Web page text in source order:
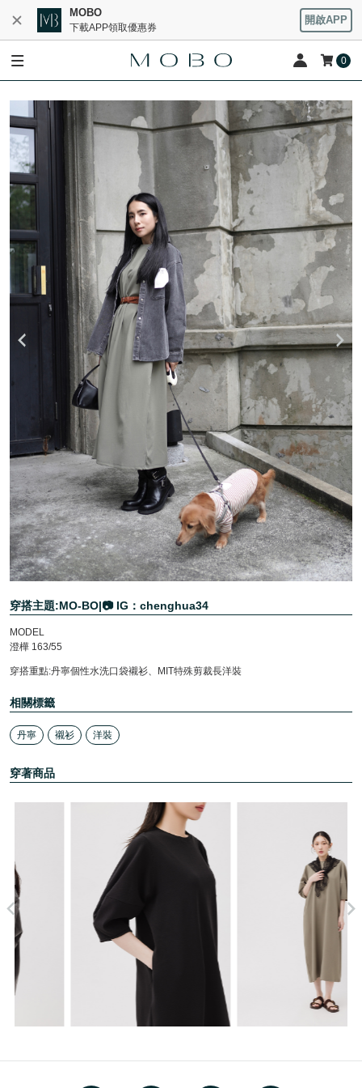
MOBO
下載APP領取優惠券
開啟APP
0
穿搭主題:MO-BO|📷 IG：chenghua34
MODEL
澄樺 163/55
穿搭重點:丹寧個性水洗口袋襯衫、MIT特殊剪裁長洋裝
相關標籤
丹寧 襯衫 洋裝
穿著商品